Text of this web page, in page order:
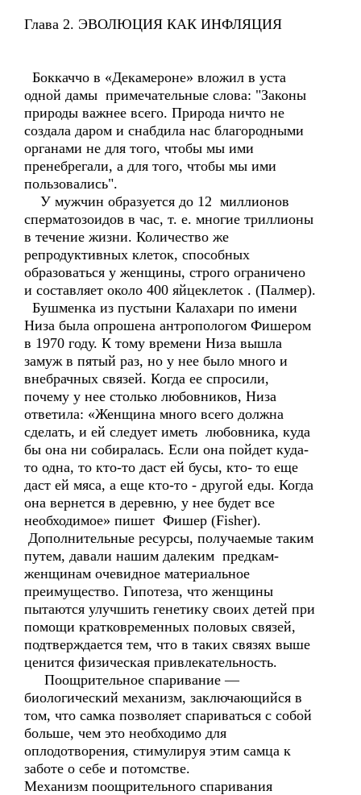
Глава 2. ЭВОЛЮЦИЯ КАК ИНФЛЯЦИЯ
Боккаччо в «Декамероне» вложил в уста
одной дамы примечательные слова: "Законы
природы важнее всего. Природа ничто не
создала даром и снабдила нас благородными
органами не для того, чтобы мы ими
пренебрегали, а для того, чтобы мы ими
пользовались".
У мужчин образуется до 12 миллионов
сперматозоидов в час, т. е. многие триллионы
в течение жизни. Количество же
репродуктивных клеток, способных
образоваться у женщины, строго ограничено
и составляет около 400 яйцеклеток . (Палмер).
Бушменка из пустыни Калахари по имени
Низа была опрошена антропологом Фишером
в 1970 году. К тому времени Низа вышла
замуж в пятый раз, но у нее было много и
внебрачных связей. Когда ее спросили,
почему у нее столько любовников, Низа
ответила: «Женщина много всего должна
сделать, и ей следует иметь любовника, куда
бы она ни собиралась. Если она пойдет куда-
то одна, то кто-то даст ей бусы, кто- то еще
даст ей мяса, а еще кто-то - другой еды. Когда
она вернется в деревню, у нее будет все
необходимое» пишет Фишер (Fisher).
Дополнительные ресурсы, получаемые таким
путем, давали нашим далеким предкам-
женщинам очевидное материальное
преимущество. Гипотеза, что женщины
пытаются улучшить генетику своих детей при
помощи кратковременных половых связей,
подтверждается тем, что в таких связях выше
ценится физическая привлекательность.
Поощрительное спаривание —
биологический механизм, заключающийся в
том, что самка позволяет спариваться с собой
больше, чем это необходимо для
оплодотворения, стимулируя этим самца к
заботе о себе и потомстве.
Механизм поощрительного спаривания